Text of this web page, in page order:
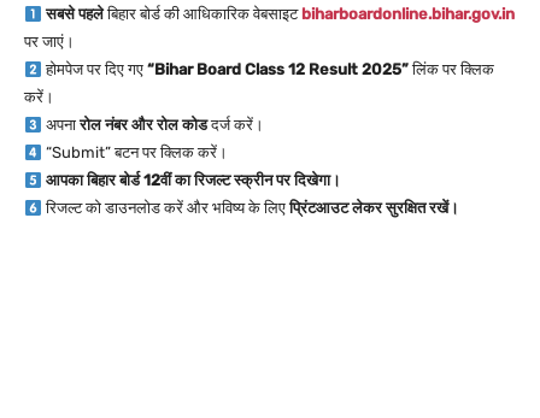
सबसे पहलेबिहार बोर्ड की आधिकारिक वेबसाइट biharboardonline.bihar.gov.in
पर जाएं।
होमपेज पर दिए गए “Bihar Board Class 12 Result 2025”लिंक पर क्लिक
करें।
अपनारोल नंबर और रोल कोडदर्ज करें।
“Submit” बटन पर क्लिक करें।
आपका बिहार बोर्ड 12वीं का रिजल्ट स्क्रीन पर दिखेगा।
रिजल्ट को डाउनलोड करें और भविष्य के लिएप्रिंटआउट लेकर सुरक्षित रखें।